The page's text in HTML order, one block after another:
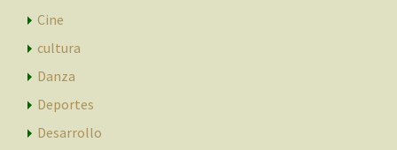
Cine
cultura
Danza
Deportes
Desarrollo